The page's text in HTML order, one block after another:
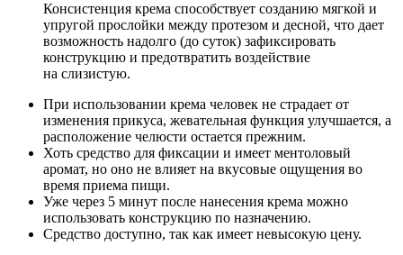
Консистенция крема способствует созданию мягкой и
упругой прослойки между протезом и десной, что дает
возможность надолго (до суток) зафиксировать
конструкцию и предотвратить воздействие
на слизистую.
При использовании крема человек не страдает от
изменения прикуса, жевательная функция улучшается, а
расположение челюсти остается прежним.
Хоть средство для фиксации и имеет ментоловый
аромат, но оно не влияет на вкусовые ощущения во
время приема пищи.
Уже через 5 минут после нанесения крема можно
использовать конструкцию по назначению.
Средство доступно, так как имеет невысокую цену.